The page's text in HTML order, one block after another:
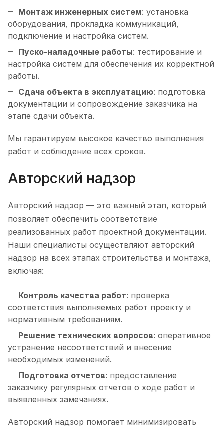
Монтаж инженерных систем: установка
оборудования, прокладка коммуникаций,
подключение и настройка систем.
Пуско-наладочные работы: тестирование и
настройка систем для обеспечения их корректной
работы.
Сдача объекта в эксплуатацию: подготовка
документации и сопровождение заказчика на
этапе сдачи объекта.
Мы гарантируем высокое качество выполнения
работ и соблюдение всех сроков.
Авторский надзор
Авторский надзор — это важный этап, который
позволяет обеспечить соответствие
реализованных работ проектной документации.
Наши специалисты осуществляют авторский
надзор на всех этапах строительства и монтажа,
включая:
Контроль качества работ: проверка
соответствия выполняемых работ проекту и
нормативным требованиям.
Решение технических вопросов: оперативное
устранение несоответствий и внесение
необходимых изменений.
Подготовка отчетов: предоставление
заказчику регулярных отчетов о ходе работ и
выявленных замечаниях.
Авторский надзор помогает минимизировать